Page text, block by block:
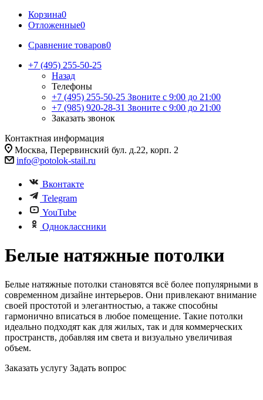
Корзина0
Отложенные0
Сравнение товаров0
+7 (495) 255-50-25
Назад
Телефоны
+7 (495) 255-50-25 Звоните с 9:00 до 21:00
+7 (985) 920-28-31 Звоните с 9:00 до 21:00
Заказать звонок
Контактная информация
Москва, Перервинский бул. д.22, корп. 2
info@potolok-stail.ru
Вконтакте
Telegram
YouTube
Одноклассники
Белые натяжные потолки
Белые натяжные потолки становятся всё более популярными в
современном дизайне интерьеров. Они привлекают внимание
своей простотой и элегантностью, а также способны
гармонично вписаться в любое помещение. Такие потолки
идеально подходят как для жилых, так и для коммерческих
пространств, добавляя им света и визуально увеличивая
объем.
Заказать услугу Задать вопрос